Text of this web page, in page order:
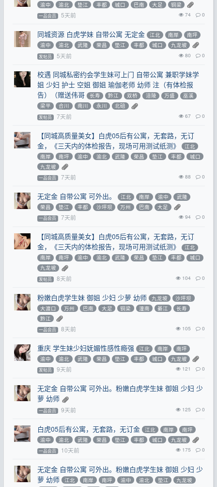
渝中
渝北 垫江 丰都 城口 巴南 大足 铜梁
一品会员 5天前 74 0
同城资源 白虎学妹 自带公寓 无定金 江北 南岸
南坪
渝中
渝北 武隆 荣昌 垫江 丰都 城口 九龙坡
发帖员 5天前 80 0
校遇 同城私密约会学生妹可上门 自带公寓 兼职学妹学
姐 少妇 护士 空姐 御姐 瑜伽老师 幼师 注（有体检报
告）（赠送伟哥
长寿 黔江 双桥 涪陵 万盛
巫溪
梁平
合川 南川 永川 北碚
发帖员 7天前 67 0
【同城高质量美女】白虎05后有公寓，无套路，无订
金，《三天内的体检报告，现场可用测试纸测》
江北
南岸
南坪 渝中 渝北 武隆 荣昌 垫江 丰都
城口
九龙坡
一品会员 7天前 88 0
无定金 自带公寓 可外出。 江北 南岸 渝中
武隆
荣昌
垫江 丰都 沙坪坝 万州 巴南 大足
一品会员 7天前 94 0
【同城高质量美女】白虎05后有公寓，无套路，无订
金，《三天内的体检报告，现场可用测试纸测》
江北
南岸
南坪 渝中 渝北 武隆 荣昌 垫江 丰都
城口
九龙坡
发帖员 8天前 104 0
粉嫩白虎学生妹 御姐 少妇 少萝 幼师 九龙坡
沙坪坝
大渡口
万州 巴南 大足 铜梁 潼南 綦江
长寿
黔江
一品会员 8天前 105 0
重庆 学生妹少妇妩媚性感性瘾强 江北 南岸
南坪
渝中
渝北 武隆 荣昌 垫江 丰都 城口 九龙坡
发帖员 9天前 121 0
无定金 自带公寓 可外出。粉嫩白虎学生妹 御姐 少妇 少
萝 幼师
一品会员 9天前 125 0
白虎05后有公寓，无套路，无订金 江北 南岸
南坪
渝中
渝北 武隆 荣昌 垫江 丰都 城口 九龙坡
一品会员 10天前 175 0
无定金 自带公寓 可外出。粉嫩白虎学生妹 御姐 少妇 少
萝 幼师
江北 南岸 南坪 渝中 渝北 垫江
九龙坡